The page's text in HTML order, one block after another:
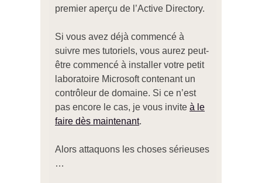
premier aperçu de l’Active Directory.
Si vous avez déjà commencé à
suivre mes tutoriels, vous aurez peut-
être commencé à installer votre petit
laboratoire Microsoft contenant un
contrôleur de domaine. Si ce n’est
pas encore le cas, je vous invite à le
faire dès maintenant.
Alors attaquons les choses sérieuses
…